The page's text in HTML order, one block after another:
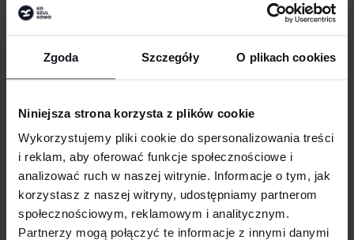
Zgoda Szczegóły O plikach cookies
Niniejsza strona korzysta z plików cookie
Wykorzystujemy pliki cookie do spersonalizowania treści
i reklam, aby oferować funkcje społecznościowe i
analizować ruch w naszej witrynie. Informacje o tym, jak
korzystasz z naszej witryny, udostępniamy partnerom
społecznościowym, reklamowym i analitycznym.
Partnerzy mogą połączyć te informacje z innymi danymi
TIPPED POLO SHIRT